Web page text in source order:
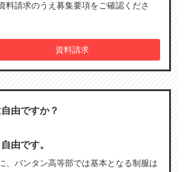
料請求のうえ募集要項をご確認くださ
資料請求
由ですか？
由です。
、バンタン高等部では基本となる制服は